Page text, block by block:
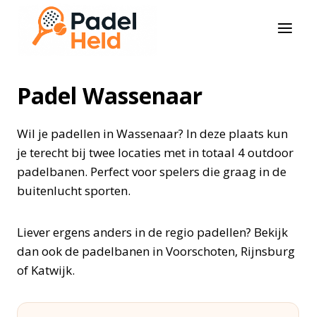
Doorgaan
inhoud
Padel Wassenaar
Wil je padellen in Wassenaar? In deze plaats kun
je terecht bij twee locaties met in totaal 4 outdoor
padelbanen. Perfect voor spelers die graag in de
buitenlucht sporten.
Liever ergens anders in de regio padellen? Bekijk
dan ook de padelbanen in Voorschoten, Rijnsburg
of Katwijk.